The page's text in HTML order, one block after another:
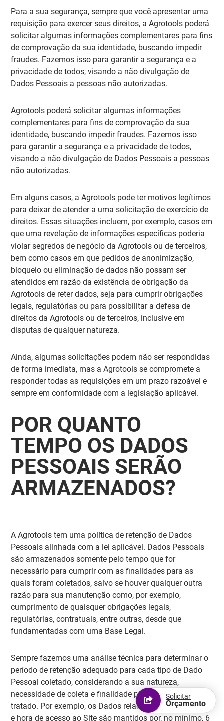
Para a sua segurança, sempre que você apresentar uma
requisição para exercer seus direitos, a Agrotools poderá
solicitar algumas informações complementares para fins
de comprovação da sua identidade, buscando impedir
fraudes. Fazemos isso para garantir a segurança e a
privacidade de todos, visando a não divulgação de
Dados Pessoais a pessoas não autorizadas.
Agrotools poderá solicitar algumas informações
complementares para fins de comprovação da sua
identidade, buscando impedir fraudes. Fazemos isso
para garantir a segurança e a privacidade de todos,
visando a não divulgação de Dados Pessoais a pessoas
não autorizadas.
Em alguns casos, a Agrotools pode ter motivos legítimos
para deixar de atender a uma solicitação de exercício de
direitos. Essas situações incluem, por exemplo, casos em
que uma revelação de informações específicas poderia
violar segredos de negócio da Agrotools ou de terceiros,
bem como casos em que pedidos de anonimização,
bloqueio ou eliminação de dados não possam ser
atendidos em razão da existência de obrigação da
Agrotools de reter dados, seja para cumprir obrigações
legais, regulatórias ou para possibilitar a defesa de
direitos da Agrotools ou de terceiros, inclusive em
disputas de qualquer natureza.
Ainda, algumas solicitações podem não ser respondidas
de forma imediata, mas a Agrotools se compromete a
responder todas as requisições em um prazo razoável e
sempre em conformidade com a legislação aplicável.
POR QUANTO
TEMPO OS DADOS
PESSOAIS SERÃO
ARMAZENADOS?
A Agrotools tem uma política de retenção de Dados
Pessoais alinhada com a lei aplicável. Dados Pessoais
são armazenados somente pelo tempo que for
necessário para cumprir com as finalidades para as
quais foram coletados, salvo se houver qualquer outra
razão para sua manutenção como, por exemplo,
cumprimento de quaisquer obrigações legais,
regulatórias, contratuais, entre outras, desde que
fundamentadas com uma Base Legal.
Sempre fazemos uma análise técnica para determinar o
período de retenção adequado para cada tipo de Dado
Pessoal coletado, considerando a sua natureza,
necessidade de coleta e finalidade para a qual ele será
tratado. Por exemplo, os Dados relacionados a IP e data
e hora de acesso ao Site são mantidos por, no mínimo, 6
Solicitar
Orçamento